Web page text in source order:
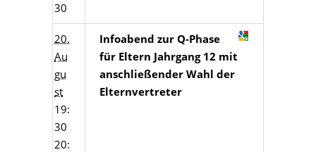
30
20.
Au
gu
st
19:
30
20:
Infoabend zur Q-Phase
für Eltern Jahrgang 12 mit
anschließender Wahl der
Elternvertreter